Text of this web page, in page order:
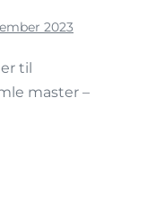
2023
til
master –